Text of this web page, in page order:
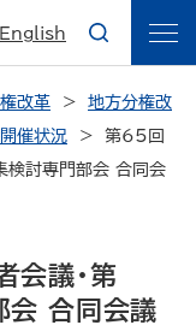
English
改革
地方分権改
催状況
第65回
検討専門部会 合同会
議・第
会 合同会議